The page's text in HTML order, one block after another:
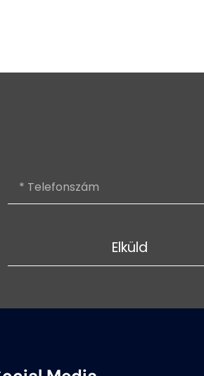
Elküld